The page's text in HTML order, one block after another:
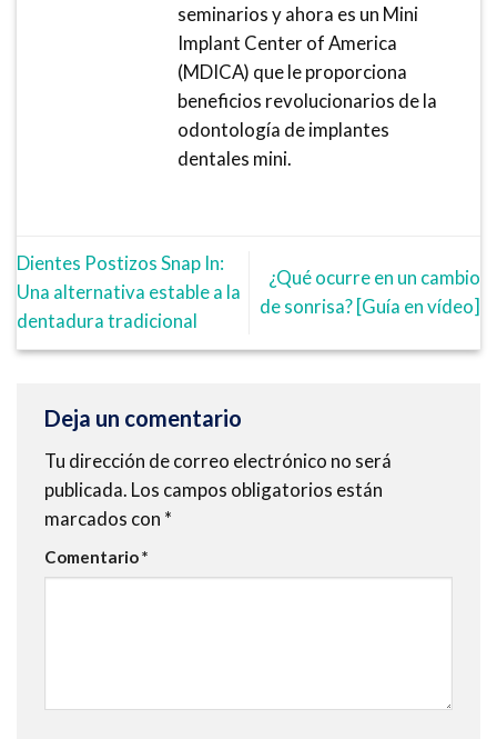
seminarios y ahora es un Mini
Implant Center of America
(MDICA) que le proporciona
beneficios revolucionarios de la
odontología de implantes
dentales mini.
Dientes Postizos Snap In:
Una alternativa estable a la
dentadura tradicional
¿Qué ocurre en un cambio
de sonrisa? [Guía en vídeo]
Deja un comentario
Tu dirección de correo electrónico no será
publicada. Los campos obligatorios están
marcados con *
Comentario*